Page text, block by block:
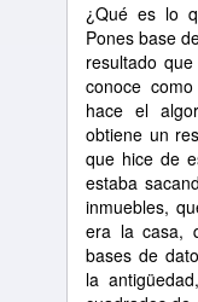
¿Qué es lo
Pones base
resultado
conoce
hace el
obtiene un
que hice de
estaba
inmuebles,
era la casa,
bases de
la